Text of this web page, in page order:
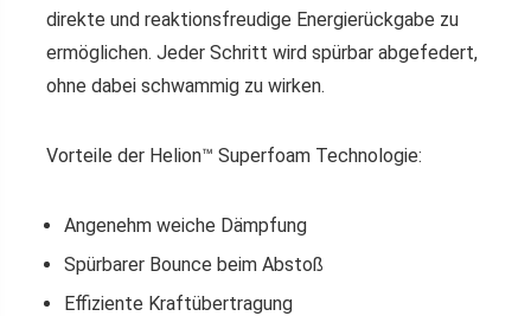
direkte und reaktionsfreudige Energierückgabe zu
ermöglichen. Jeder Schritt wird spürbar abgefedert,
ohne dabei schwammig zu wirken.
Vorteile der Helion™ Superfoam Technologie:
Angenehm weiche Dämpfung
Spürbarer Bounce beim Abstoß
Effiziente Kraftübertragung